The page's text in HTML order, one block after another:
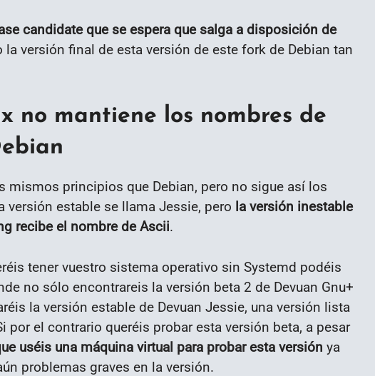
candidate que se espera que salga a disposición de
la versión final de esta versión de este fork de Debian tan
no mantiene los nombres de
mismos principios que Debian, pero no sigue así los
versión estable se llama Jessie, pero la versión inestable
recibe el nombre de Ascii.
tener vuestro sistema operativo sin Systemd podéis
no sólo encontrareis la versión beta 2 de Devuan Gnu+
la versión estable de Devuan Jessie, una versión lista
por el contrario queréis probar esta versión beta, a pesar
uséis una máquina virtual para probar esta versión ya
problemas graves en la versión.